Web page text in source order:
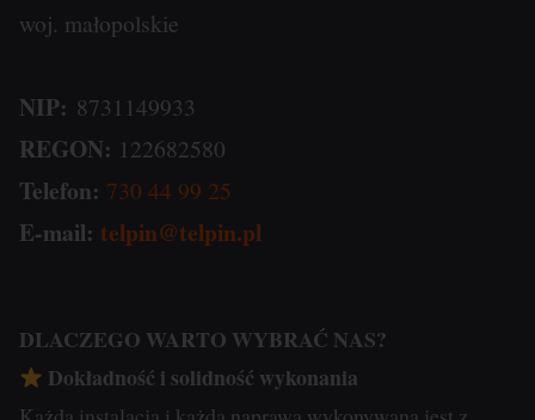
woj. małopolskie
NIP: 8731149933
REGON: 122682580
Telefon: 730 44 99 25
E-mail: telpin@telpin.pl
DLACZEGO WARTO WYBRAĆ NAS?
Dokładność i solidność wykonania